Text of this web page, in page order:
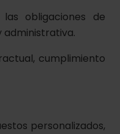
las obligaciones de
administrativa.
cumplimiento
personalizados,